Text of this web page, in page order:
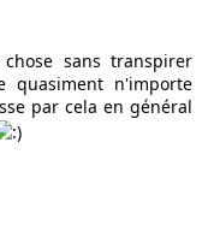
sans transpirer
quasiment n'importe
par cela en général